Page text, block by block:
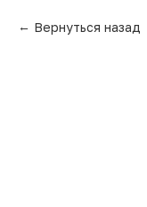
Вернуться назад